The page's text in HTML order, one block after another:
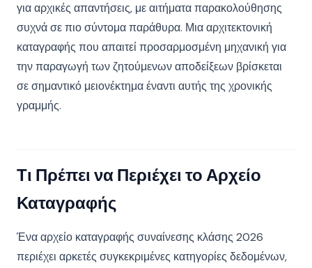
για αρχικές απαντήσεις, με αιτήματα παρακολούθησης
συχνά σε πιο σύντομα παράθυρα. Μια αρχιτεκτονική
καταγραφής που απαιτεί προσαρμοσμένη μηχανική για
την παραγωγή των ζητούμενων αποδείξεων βρίσκεται
σε σημαντικό μειονέκτημα έναντι αυτής της χρονικής
γραμμής.
Τι Πρέπει να Περιέχει το Αρχείο
Καταγραφής
Ένα αρχείο καταγραφής συναίνεσης κλάσης 2026
περιέχει αρκετές συγκεκριμένες κατηγορίες δεδομένων,